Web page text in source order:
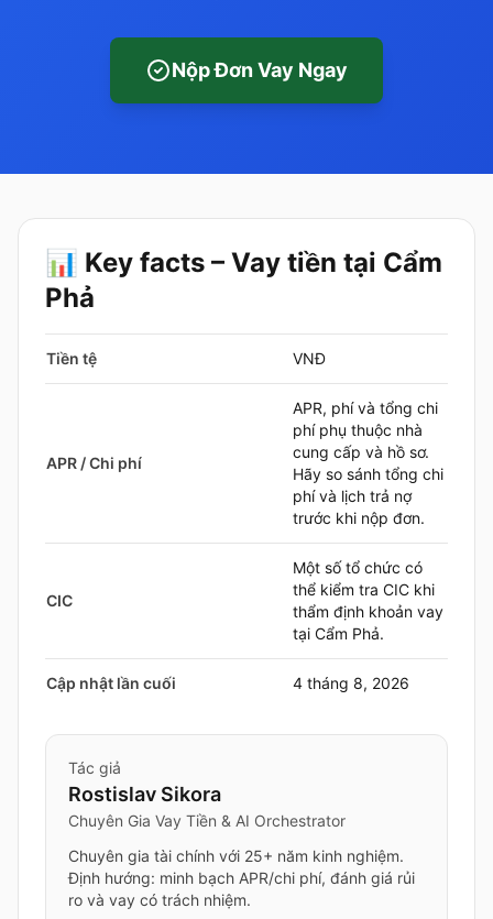
Nộp Đơn Vay Ngay
📊 Key facts – Vay tiền tại Cẩm
Phả
Tiền tệ VNĐ
APR / Chi phí
APR, phí và tổng chi
phí phụ thuộc nhà
cung cấp và hồ sơ.
Hãy so sánh tổng chi
phí và lịch trả nợ
trước khi nộp đơn.
CIC
Một số tổ chức có
thể kiểm tra CIC khi
thẩm định khoản vay
tại Cẩm Phả.
Cập nhật lần cuối 4 tháng 8, 2026
Tác giả
Rostislav Sikora
Chuyên Gia Vay Tiền & AI Orchestrator
Chuyên gia tài chính với 25+ năm kinh nghiệm.
Định hướng: minh bạch APR/chi phí, đánh giá rủi
ro và vay có trách nhiệm.